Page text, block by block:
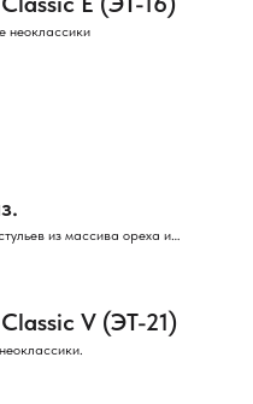
неоклассики
из массива ореха и
V (ЭТ-21)